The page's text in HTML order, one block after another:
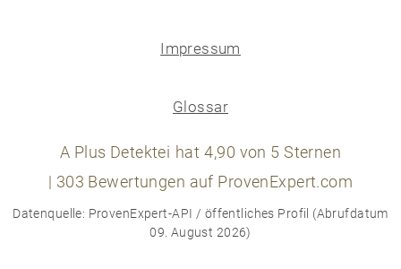
Impressum
Glossar
A Plus Detektei hat 4,90 von 5 Sternen
| 303 Bewertungen auf ProvenExpert.com
Datenquelle: ProvenExpert-API / öffentliches Profil (Abrufdatum
09. August 2026)